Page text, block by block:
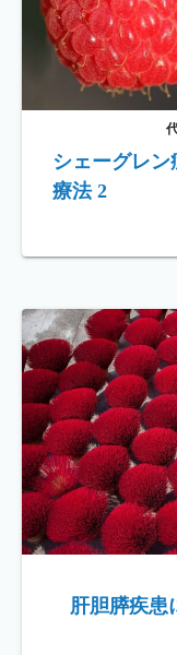
シェーグレ
療法 2
肝胆膵疾患